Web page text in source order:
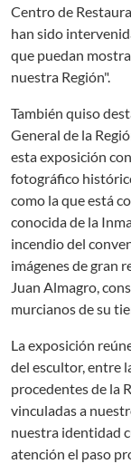
Centro de
han sido
que puedan
nuestra Región".
También quiso
General de la
esta exposición
fotográfico
como la que está
conocida de la
incendio del
imágenes de gran
Juan Almagro,
murcianos de su
La exposición
del escultor, entre
procedentes de la
vinculadas a
nuestra identidad
atención el paso